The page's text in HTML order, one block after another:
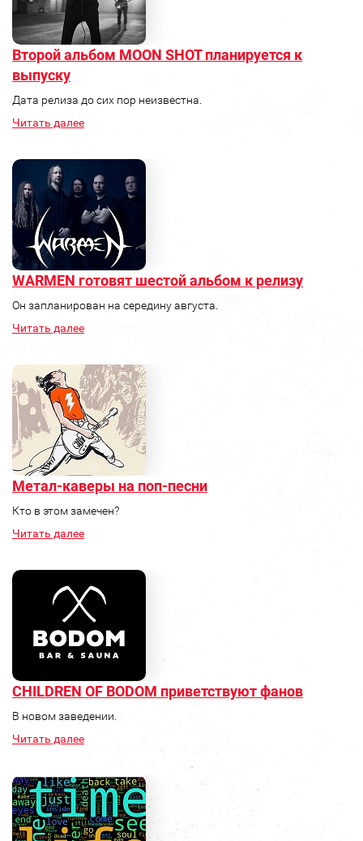
Второй альбом MOON SHOT планируется к
выпуску
Дата релиза до сих пор неизвестна.
Читать далее
WARMEN готовят шестой альбом к релизу
Он запланирован на середину августа.
Читать далее
Метал-каверы на поп-песни
Кто в этом замечен?
Читать далее
CHILDREN OF BODOM приветствуют фанов
В новом заведении.
Читать далее